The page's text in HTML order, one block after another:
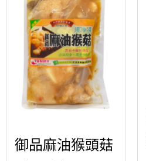
御品麻油猴頭菇